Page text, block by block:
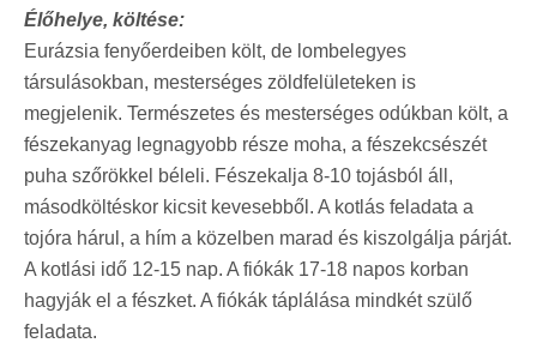
Élőhelye, költése:
Eurázsia fenyőerdeiben költ, de lombelegyes
társulásokban, mesterséges zöldfelületeken is
megjelenik. Természetes és mesterséges odúkban költ, a
fészekanyag legnagyobb része moha, a fészekcsészét
puha szőrökkel béleli. Fészekalja 8-10 tojásból áll,
másodköltéskor kicsit kevesebből. A kotlás feladata a
tojóra hárul, a hím a közelben marad és kiszolgálja párját.
A kotlási idő 12-15 nap. A fiókák 17-18 napos korban
hagyják el a fészket. A fiókák táplálása mindkét szülő
feladata.